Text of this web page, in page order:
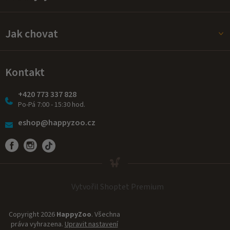
Jak chovat
Kontakt
+420 773 337 828
Po-Pá 7:00 - 15:30 hod.
eshop@happyzoo.cz
Vytvořil Shoptet Premium
Copyright 2026 HappyZoo. Všechna
práva vyhrazena. Upravit nastavení